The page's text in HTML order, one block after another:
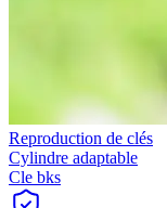
Reproduction de clés
Cylindre adaptable
Cle bks